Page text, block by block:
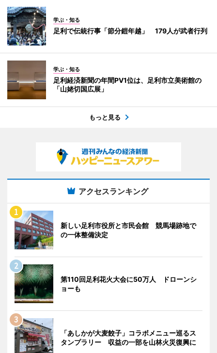
学ぶ・知る
足利で伝統行事「節分鎧年越」 179人が武者行列
学ぶ・知る
足利経済新聞の年間PV1位は、足利市立美術館の
「山姥切国広展」
もっと見る
アクセスランキング
新しい足利市役所と市民会館 競馬場跡地で
の一体整備決定
第110回足利花火大会に50万人 ドローンシ
ョーも
「あしかが大麦餃子」コラボメニュー巡るス
タンプラリー 収益の一部を山林火災復興に